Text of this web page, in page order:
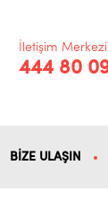
İletişim Merkezi
444 80
BİZE ULAŞIN